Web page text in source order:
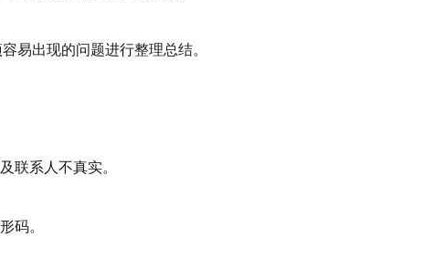
易出现的问题进行整理总结。
联系人不真实。
码。